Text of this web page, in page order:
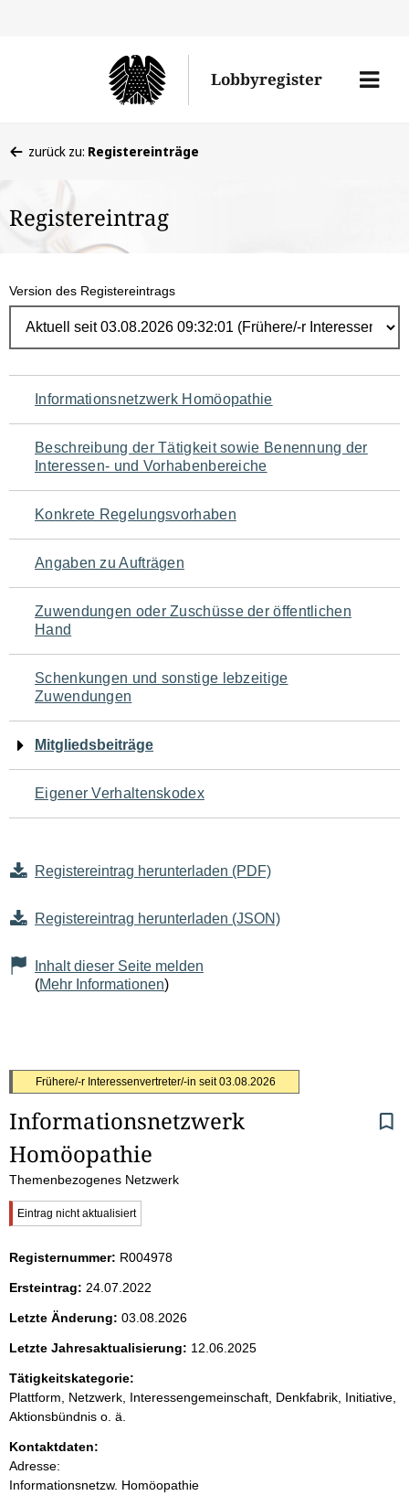
Lobbyregister
Menü
befinden
hier:
zurück zu: Registereinträge
Registereintrag
Version des Registereintrags
Navigation
für
den
Seiteninhalt
Informationsnetzwerk Homöopathie
Beschreibung der Tätigkeit sowie Benennung der
Interessen- und Vorhabenbereiche
Konkrete Regelungsvorhaben
Angaben zu Aufträgen
Zuwendungen oder Zuschüsse der öffentlichen
Hand
Schenkungen und sonstige lebzeitige
Zuwendungen
Mitgliedsbeiträge
Eigener Verhaltenskodex
Registereintrag herunterladen (PDF)
Registereintrag herunterladen (JSON)
Inhalt dieser Seite melden
(Mehr Informationen)
S
e
i
t
n
i
n
h
a
l
Frühere/-r Interessenvertreter/-in seit 03.08.2026
Informationsnetzwerk
Homöopathie
Themenbezogenes Netzwerk
W
i
h
i
r
i
n
w
i
Eintrag nicht aktualisiert
Registernummer: R004978
Ersteintrag: 24.07.2022
Letzte Änderung: 03.08.2026
Letzte Jahresaktualisierung: 12.06.2025
Tätigkeitskategorie:
Plattform, Netzwerk, Interessengemeinschaft, Denkfabrik, Initiative,
Aktionsbündnis o. ä.
Kontaktdaten:
Adresse:
Informationsnetzw. Homöopathie